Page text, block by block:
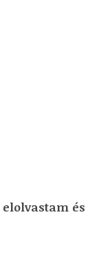
elolvastam és